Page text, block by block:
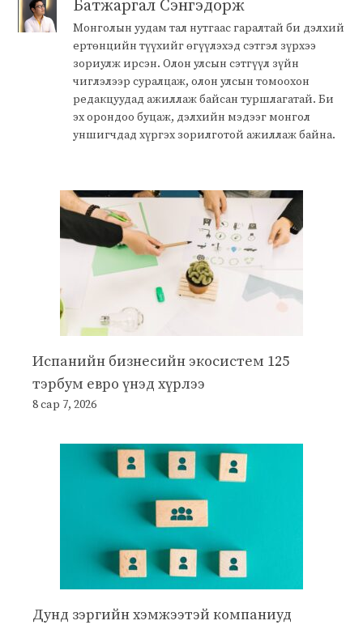
Батжаргал Сэнгэдорж
Монголын уудам тал нутгаас гаралтай би дэлхий
ертөнцийн түүхийг өгүүлэхэд сэтгэл зүрхээ
зориулж ирсэн. Олон улсын сэтгүүл зүйн
чиглэлээр суралцаж, олон улсын томоохон
редакцуудад ажиллаж байсан туршлагатай. Би
эх орондоо буцаж, дэлхийн мэдээг монгол
уншигчдад хүргэх зорилготой ажиллаж байна.
Испанийн бизнесийн экосистем 125
тэрбум евро үнэд хүрлээ
8 сар 7, 2026
Дунд зэргийн хэмжээтэй компаниуд